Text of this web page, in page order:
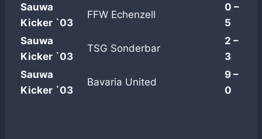
Sauwa
Kicker `03
FFW Echenzell
0 –
5
Sauwa
Kicker `03
TSG Sonderbar
2 –
3
Sauwa
Kicker `03
Bavaria United
9 –
0